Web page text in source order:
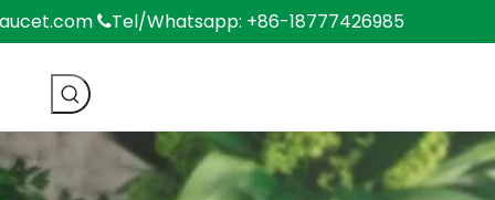
Tel/Whatsapp: +86-18777426985